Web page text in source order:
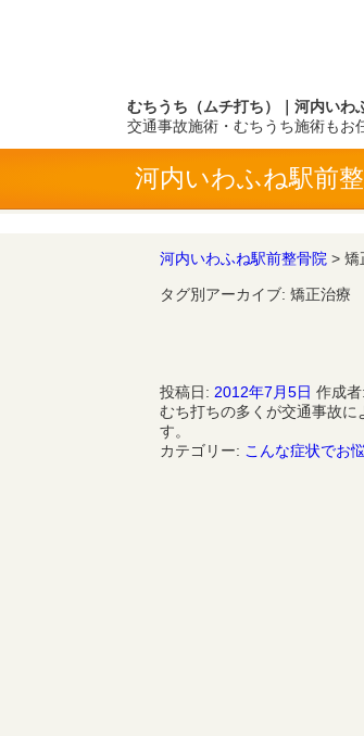
むちうち（ムチ打ち）｜河内いわ
交通事故施術・むちうち施術もお
河内いわふね駅前
河内いわふね駅前整骨院 > 矯
タグ別アーカイブ: 矯正治療
投稿日: 2012年7月5日 作成者:
むち打ちの多くが交通事故
す。
カテゴリー: こんな症状でお